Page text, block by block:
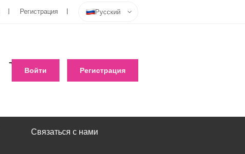
Регистрация Русский
Войти Регистрация
Связаться с нами